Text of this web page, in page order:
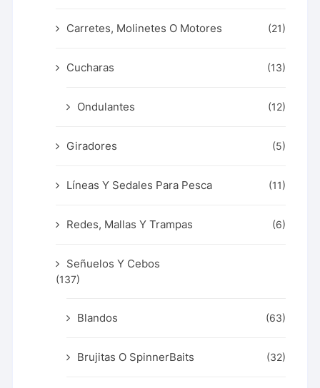
Carretes, Molinetes O Motores (21)
Cucharas (13)
Ondulantes (12)
Giradores (5)
Líneas Y Sedales Para Pesca (11)
Redes, Mallas Y Trampas (6)
Señuelos Y Cebos
(137)
Blandos (63)
Brujitas O SpinnerBaits (32)